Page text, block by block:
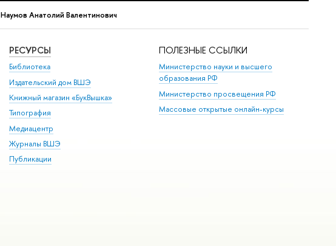
Наумов Анатолий Валентинович
РЕСУРСЫ
Библиотека
Издательский дом ВШЭ
Книжный магазин «БукВышка»
Типография
Медиацентр
Журналы ВШЭ
Публикации
ПОЛЕЗНЫЕ ССЫЛКИ
Министерство науки и высшего
образования РФ
Министерство просвещения РФ
Массовые открытые онлайн-курсы